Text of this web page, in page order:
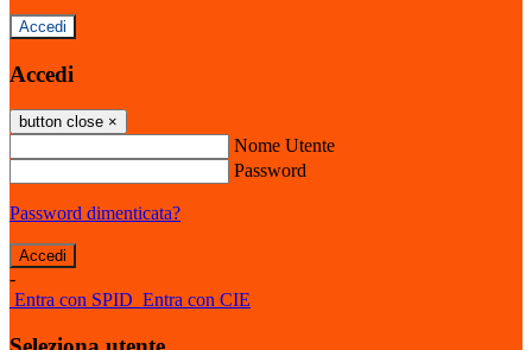
Accedi
Accedi
button close ×
Nome Utente
Password
Password dimenticata?
-
Entra con SPID Entra con CIE